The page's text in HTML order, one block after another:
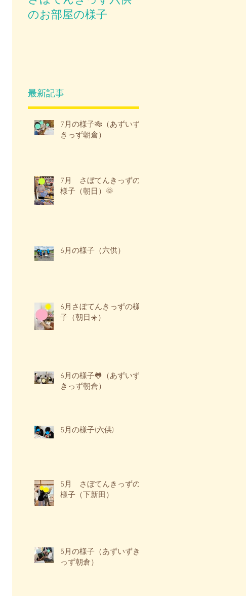
のお部屋の様子
最新記事
7月の様子🎋（あずいず
きっず朝倉）
7月 さぼてんきっずの
様子（朝日）🌞
6月の様子（六供）
6月さぼてんきっずの様
子（朝日☀️）
6月の様子🐸（あずいず
きっず朝倉）
5月の様子(六供)
5月 さぼてんきっずの
様子（下新田）
5月の様子（あずいずき
っず朝倉）